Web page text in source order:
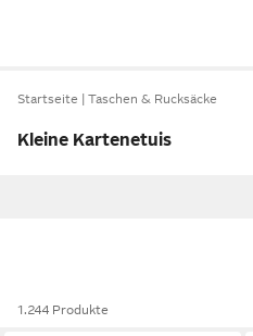
Startseite Taschen & Rucksäcke
Kleine Kartenetuis
1.244 Produkte